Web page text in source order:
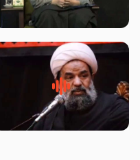
لقب حضرت رقیه سلام الله علیها به
چه معناست – حجت الاسلام علوی
سلام جوانی که امام حسین علیه
السلام خودش جوابش را دادند